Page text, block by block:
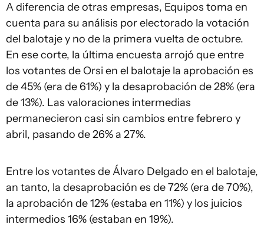
A diferencia de otras empresas, Equipos toma en
cuenta para su análisis por electorado la votación
del balotaje y no de la primera vuelta de octubre.
En ese corte, la última encuesta arrojó que entre
los votantes de Orsi en el balotaje la aprobación es
de 45% (era de 61%) y la desaprobación de 28% (era
de 13%). Las valoraciones intermedias
permanecieron casi sin cambios entre febrero y
abril, pasando de 26% a 27%.
Entre los votantes de Álvaro Delgado en el balotaje,
an tanto, la desaprobación es de 72% (era de 70%),
la aprobación de 12% (estaba en 11%) y los juicios
intermedios 16% (estaban en 19%).